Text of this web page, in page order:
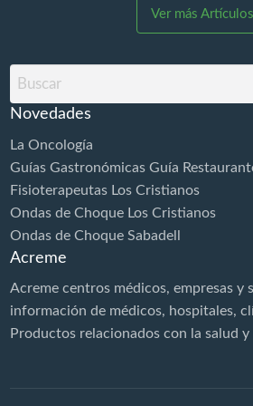
estabilización de los tejidos y la
procesos de reparación. MUCHO
20! Los especialistas
Ver más Artículos
Buscar
Novedades
La Oncología
Guías Gastronómicas Guía
Fisioterapeutas Los Cristianos
Ondas de Choque Los Cristianos
Ondas de Choque Sabadell
Acreme
Acreme centros médicos, empresas y
información de médicos, hospitales,
Productos relacionados con la salud y